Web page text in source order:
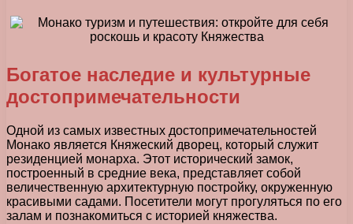
Богатое наследие и культурные
достопримечательности
Одной из самых известных достопримечательностей
Монако является Княжеский дворец, который служит
резиденцией монарха. Этот исторический замок,
построенный в средние века, представляет собой
величественную архитектурную постройку, окруженную
красивыми садами. Посетители могут прогуляться по его
залам и познакомиться с историей княжества.